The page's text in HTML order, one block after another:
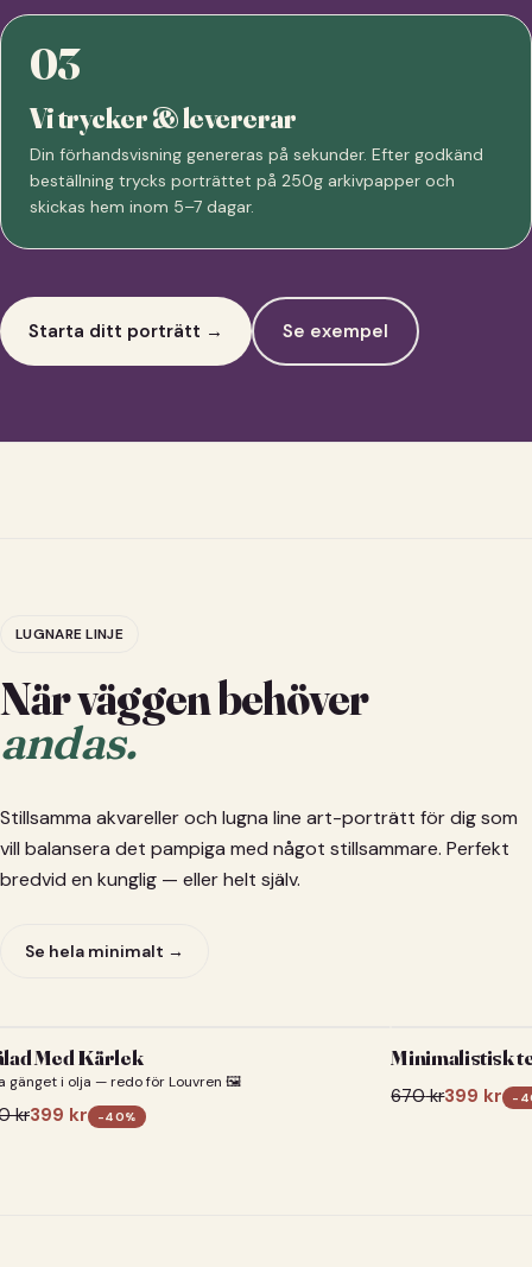
03
Vi trycker & levererar
Din förhandsvisning genereras på sekunder. Efter godkänd
beställning trycks porträttet på 250g arkivpapper och
skickas hem inom 5–7 dagar.
Starta ditt porträtt → Se exempel
LUGNARE LINJE
När väggen behöver
andas.
Stillsamma akvareller och lugna line art-porträtt för dig som
vill balansera det pampiga med något stillsammare. Perfekt
bredvid en kunglig — eller helt själv.
Se hela minimalt →
Med Kärlek
gänget i olja — redo för Louvren 🖼️
kr399 kr -40%
Minimalistisk
670kr399 kr -